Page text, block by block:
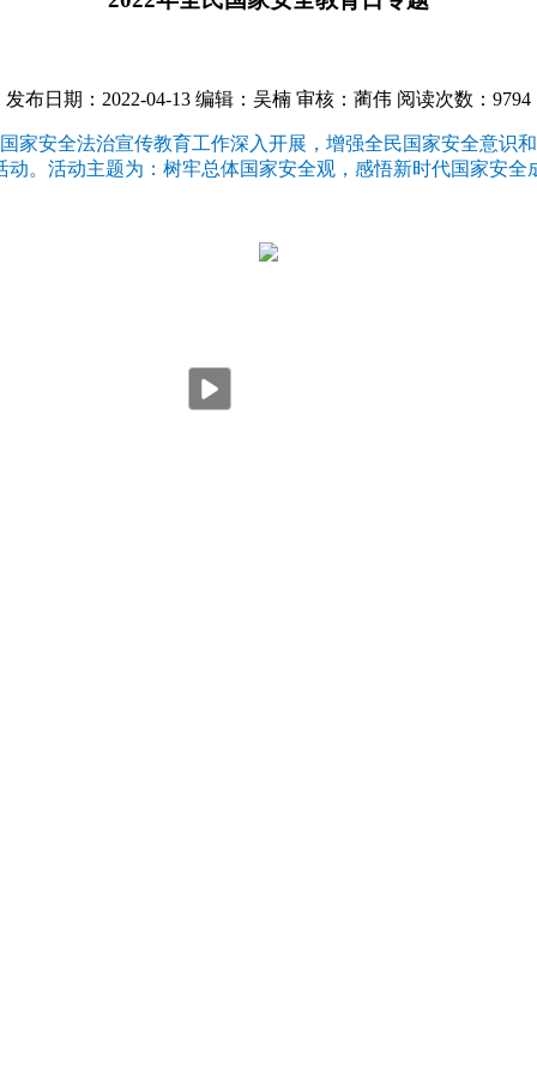
发布日期：2022-04-13 编辑：吴楠 审核：蔺伟 阅读次数： 9794
家安全法治宣传教育工作深入开展，增强全民国家安全意
。活动主题为：树牢总体国家安全观，感悟新时代国家安全